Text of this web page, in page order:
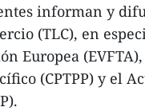
informan y
(TLC), en
Europea
(CPTPP) y el